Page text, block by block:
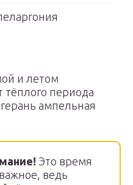
и летом
тёплого периода
ампельная
Это время
ведь